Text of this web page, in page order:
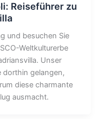
Reiseführer zu
und besuchen Sie
Weltkulturerbe
Unser
dorthin gelangen,
diese charmante
ausmacht.